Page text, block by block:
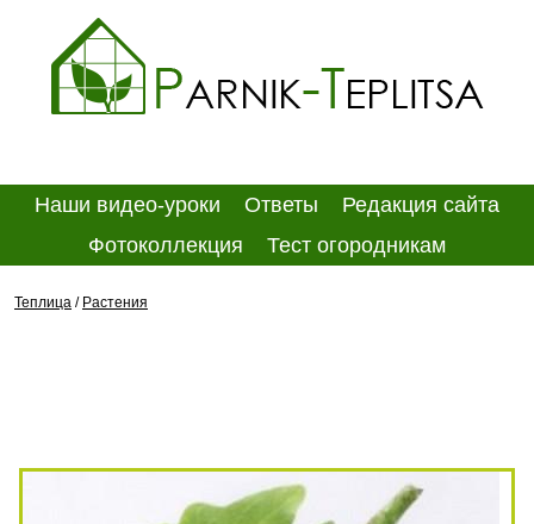
Наши видео-уроки Ответы
Редакция сайта
Фотоколлекция
Тест огородникам
Теплица / Растения